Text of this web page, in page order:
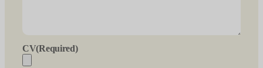
CV(Required)